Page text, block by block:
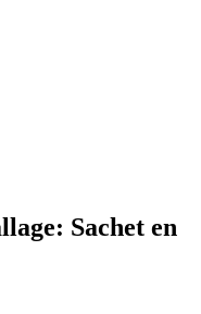
Sachet en